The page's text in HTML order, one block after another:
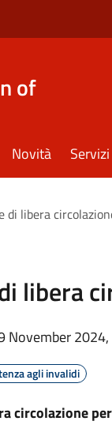
of
Novità Servizi
di libera
libera
November
agli invalidi
circolazione